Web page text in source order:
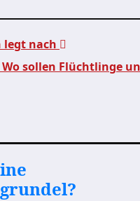
legt nach
sollen Flüchtlinge